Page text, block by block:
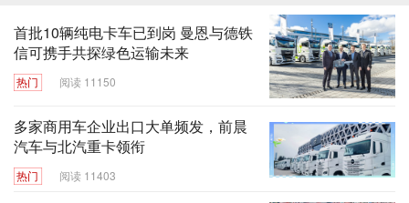
首批10辆纯电卡车已到岗 曼恩与德铁
信可携手共探绿色运输未来
热门 阅读 11150
多家商用车企业出口大单频发，前晨
汽车与北汽重卡领衔
热门 阅读 11403